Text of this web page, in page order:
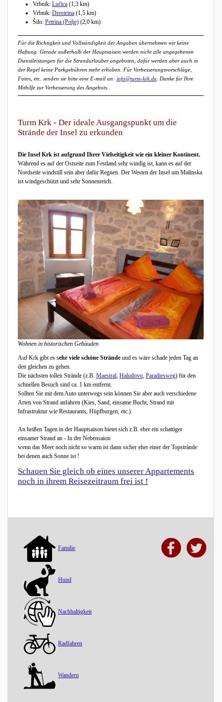
Vrbnik: Lučica (1,3 km)
Vrbnik: Dresteina (1,5 km)
Šilo: Petrina (Polje) (2,0 km)
Für die Richtigkeit und Vollständigkeit der Angaben übernehmen wir keine
Haftung. Gerade außerhalb der Hauptsaison werden nicht alle angegebenen
Dienstleistungen für die Strandurlauber angeboten, dafür werden aber auch in
der Regel keine Parkgebühren mehr erhoben. Für Verbesserungsvorschläge,
Fotos, etc. senden sie bitte eine E-mail an: info@turm-krk.de . Danke für Ihre
Mithilfe zur Verbesserung des Angebots.
Turm Krk - Der ideale Ausgangspunkt um die
Strände der Insel zu erkunden
Die Insel Krk ist aufgrund Ihrer Vielseitigkeit wie ein kleiner Kontinent.
Während es auf der Ostseite zum Festland sehr windig ist, kann es auf der
Nordseite windstill sein aber dafür Regnen. Der Westen der Insel um Malinska
ist windgeschützt und sehr Sonnenreich.
Wohnen in historischen Gebäuden
Auf Krk gibt es sehr viele schöne Strände und es wäre schade jeden Tag an
den gleichen zu gehen.
Die nächsten tollen Strände (z.B. Maestral Haludovo Paradiesweg) für den
schnellen Besuch sind ca. 1 km entfernt.
Sollten Sie mit dem Auto unterwegs sein können Sie aber auch verschiedene
Arten von Strand anfahren (Kies, Sand, einsame Bucht, Strand mit
Infrastruktur wie Restaurants, Hüpfburgen, etc.).
An heißen Tagen in der Hauptsaison bietet sich z.B. eher ein schattiger
einsamer Strand an - In der Nebensaion
wenn das Meer noch nicht so warm ist dann sicher eher einer der Topstrände
bei denen auch Sonne ist !
Schauen Sie gleich ob eines unserer Appartements
noch in ihrem Reisezeitraum frei ist !
Familie
Hund
Nachhaltigkeit
Radfahren
Wandern